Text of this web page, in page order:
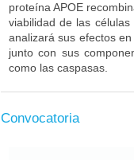
proteína APOE
viabilidad de las
analizará sus efectos
junto con sus
como las caspasas.
Convocatoria